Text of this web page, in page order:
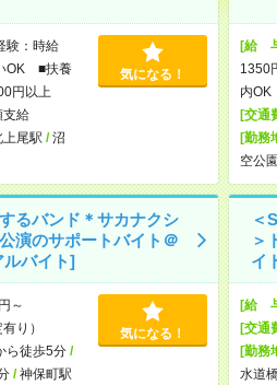
験：時給
OK ■扶養
円以上
支給
上尾駅 /沼
気になる！
[給
1350
内
[交通
[勤務
空公
るバンド＊サカナクシ
演のサポートバイト＠
ルバイト]
～
り）
ら徒歩5分/
/神保町駅
気になる！
＜
＞
イ
[給
[交通
[勤務
水道